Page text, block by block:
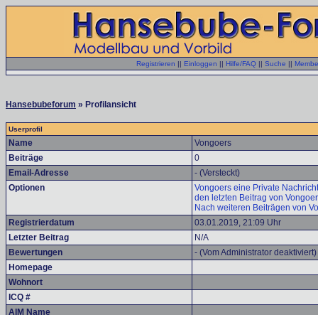
Registrieren || Einloggen || Hilfe/FAQ || Suche ||
Hansebubeforum » Profilansicht
Userprofil
Name
Vongoers
Beiträge
0
Email-Adresse
- (Versteckt)
Optionen
Vongoers eine Private
den letzten Beitrag von
Nach weiteren Beiträgen von
Registrierdatum
03.01.2019, 21:09 Uhr
Letzter Beitrag
N/A
Bewertungen
- (Vom Administrator deaktiviert)
Homepage
Wohnort
ICQ #
AIM Name